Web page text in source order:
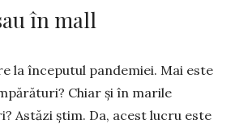
în mall
la începutul pandemiei. Mai este
Chiar și în marile
Astăzi știm. Da, acest lucru este